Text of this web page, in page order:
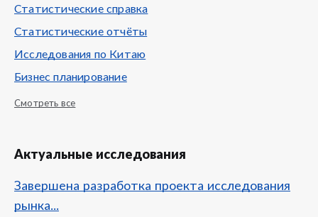
Статистические справка
Статистические отчёты
Исследования по Китаю
Бизнес планирование
Смотреть все
Актуальные исследования
Завершена разработка проекта исследования
рынка...